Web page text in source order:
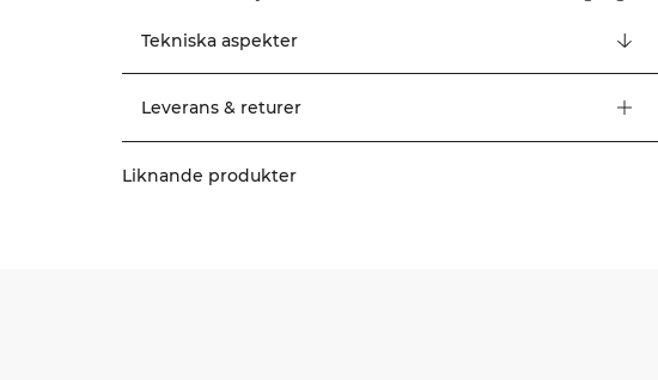
Tekniska aspekter
Leverans & returer
Liknande produkter